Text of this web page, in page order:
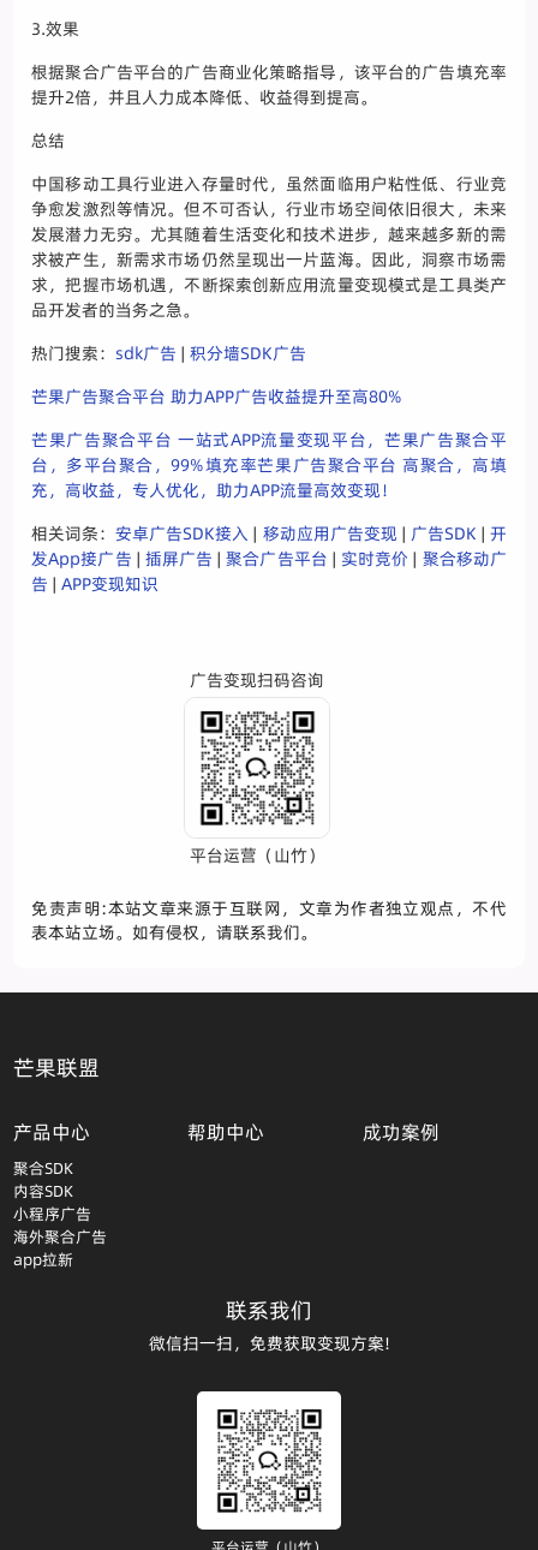
3.效果
根据聚合广告平台的广告商业化策略指导，该平台的广告填充率
提升2倍，并且人力成本降低、收益得到提高。
总结
中国移动工具行业进入存量时代，虽然面临用户粘性低、行业竞
争愈发激烈等情况。但不可否认，行业市场空间依旧很大，未来
发展潜力无穷。尤其随着生活变化和技术进步，越来越多新的需
求被产生，新需求市场仍然呈现出一片蓝海。因此，洞察市场需
求，把握市场机遇，不断探索创新应用流量变现模式是工具类产
品开发者的当务之急。
热门搜索：sdk广告 |积分墙SDK广告
芒果广告聚合平台 助力APP广告收益提升至高80%
芒果广告聚合平台 一站式APP流量变现平台，芒果广告聚合平
台，多平台聚合，99%填充率芒果广告聚合平台 高聚合，高填
充，高收益，专人优化，助力APP流量高效变现！
相关词条：安卓广告SDK接入 | 移动应用广告变现 | 广告SDK | 开
发App接广告 | 插屏广告 |聚合广告平台 | 实时竞价 | 聚合移动广
告 |APP变现知识
广告变现扫码咨询
平台运营（山竹）
免责声明:本站文章来源于互联网，文章为作者独立观点，不代
表本站立场。如有侵权，请联系我们。
芒果联盟
产品中心
聚合SDK
内容SDK
小程序广告
海外聚合广告
app拉新
帮助中心 成功案例
联系我们
微信扫一扫，免费获取变现方案!